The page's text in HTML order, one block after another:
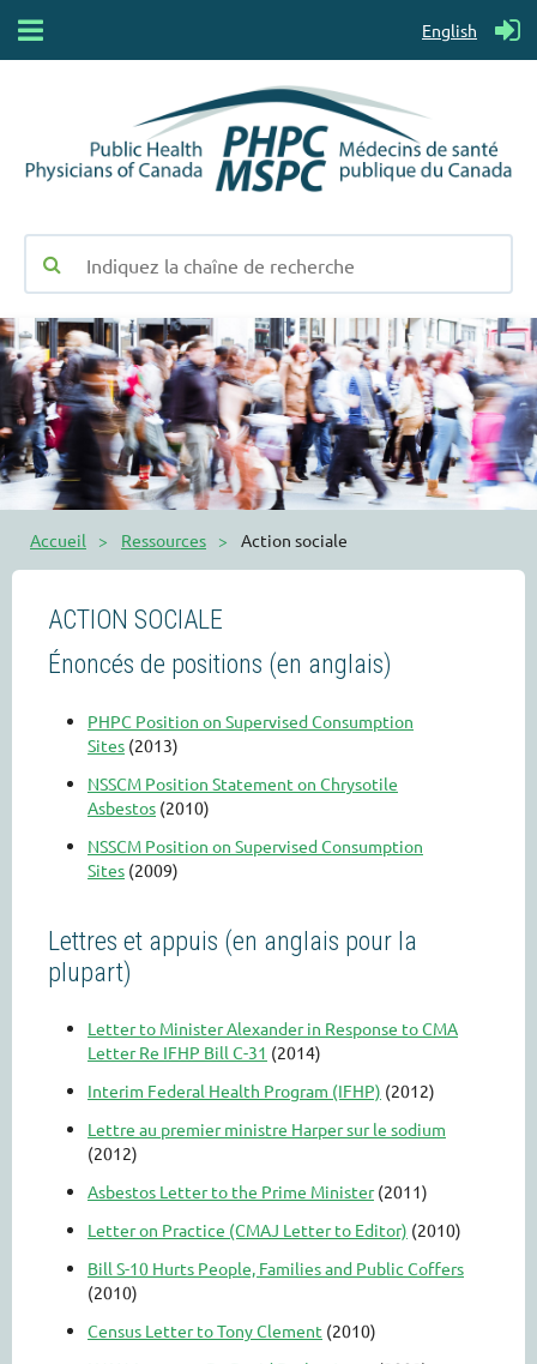
English
Accueil Ressources Action sociale
ACTION SOCIALE
Énoncés de positions (en anglais)
PHPC Position on Supervised Consumption
Sites (2013)
NSSCM Position Statement on Chrysotile
Asbestos (2010)
NSSCM Position on Supervised Consumption
Sites (2009)
Lettres et appuis (en anglais pour la
plupart)
Letter to Minister Alexander in Response to CMA
Letter Re IFHP Bill C-31 (2014)
Interim Federal Health Program (IFHP) (2012)
Lettre au premier ministre Harper sur le sodium
(2012)
Asbestos Letter to the Prime Minister(2011)
Letter on Practice (CMAJ Letter to Editor) (2010)
Bill S-10 Hurts People, Families and Public Coffers
(2010)
Census Letter to Tony Clement (2010)